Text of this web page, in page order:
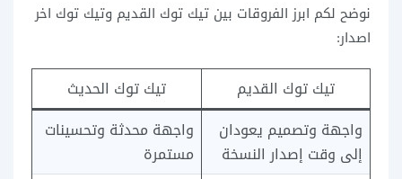
نوضح لكم ابرز الفروقات بين تيك توك القديم وتيك توك اخر
اصدار:
تيك توك القديم
تيك توك الحديث
واجهة وتصميم يعودان
إلى وقت إصدار النسخة
واجهة محدثة وتحسينات
مستمرة